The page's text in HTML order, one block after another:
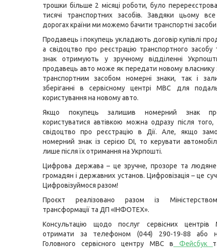
трошки більше 2 місяці роботи, було
тисячі транспортних засобів. Завдяки цьому
дорогах країни ми можемо бачити транспортні засоби
Продавець і покупець укладають договір купівлі
а свідоцтво про реєстрацію транспортного
знак отримують у зручному відділенні
продавець авто може як передати новому власнику
транспортним засобом номерні знаки, так і
зберіганні в сервісному центрі МВС для
користування на новому авто.
Якщо покупець залишив номерний знак
користуватися автівкою можна одразу після того,
свідоцтво про реєстрацію в Дії. Але, якщо
номерний знак із серією DІ, то керувати
лише після їх отримання на Укрпошті.
Цифрова держава – це зручне, прозоре та людяне
громадян і державних установ. Цифровізація – це
Цифровізуймося разом!
Проєкт реалізовано разом із
трансформації та ДП «ІНФОТЕХ».
Консультацію щодо послуг сервісних
отримати за телефоном (044) 290-19-88 або
Головного сервісного центру МВС в
Фейсбук